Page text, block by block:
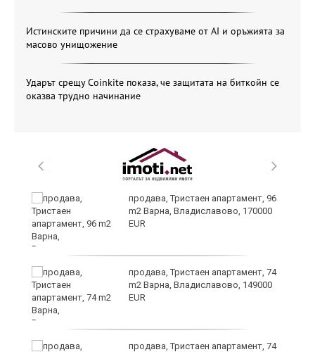
Истинските причини да се страхуваме от AI и оръжията за
масово унищожение
Ударът срещу Coinkite показа, че защитата на биткойн се
оказва трудно начинание
продава, Тристаен апартамент, 96
m2 Варна, Владиславово, 170000
EUR
продава, Тристаен апартамент, 74
m2 Варна, Владиславово, 149000
EUR
продава, Тристаен апартамент, 74